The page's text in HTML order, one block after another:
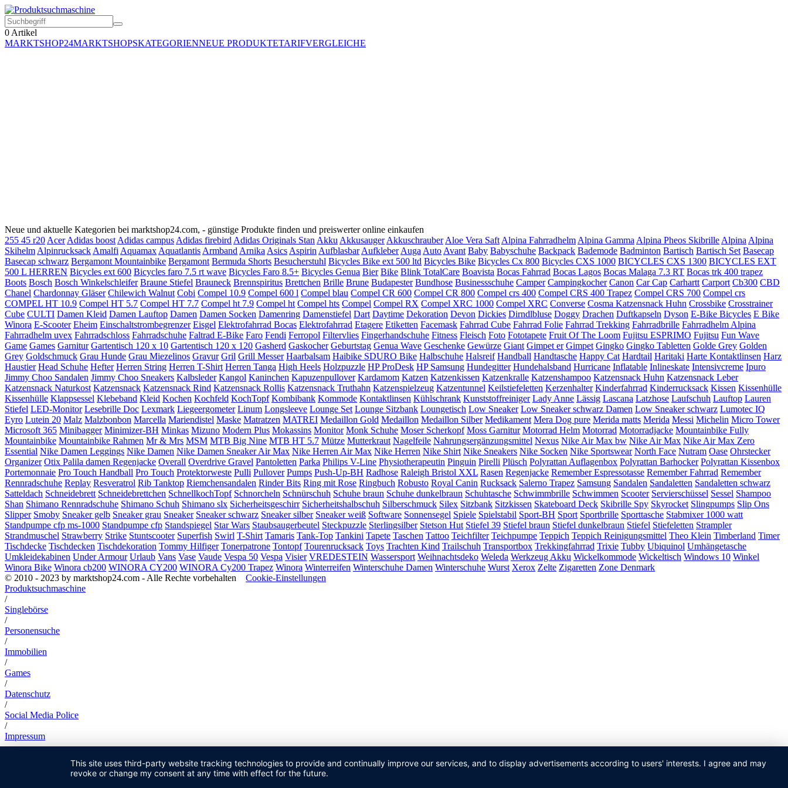
0 Artikel
MARKTSHOP24MARKTSHOPSKATEGORIENNEUE PRODUKTETARIFVERGLEICHE
Neue und aktuelle Kategorien bei marktshop24.com, - günstige Produkte finden und preiswerter online einkaufen
255 45 r20 Acer Adidas boost Adidas campus Adidas firebird Adidas Originals Stan Akku Akkusauger Akkuschrauber Aloe Vera Saft Alpina Fahrradhelm Alpina Gamma Alpina Pheos Skibrille Alpina Alpina
Skihelm Alpinrucksack Amalfi Aquamax Aquatlantis Armband Arnika Asics Aspirin Aufblasbar Aufkleber Auga Auto Avant Baby Babyschuhe Backpack Bademode Badminton Bartisch Bartisch Set Basecap
Basecap schwarz Bergamont Mountainbike Bergamont Bermuda Shorts Besucherstuhl Bicycles Bike ext 500 ltd Bicycles Bike Bicycles Cx 800 Bicycles CXS 1000 BICYCLES CXS 1300 BICYCLES EXT
500 L HERREN Bicycles ext 600 Bicycles faro 7.5 rt wave Bicycles Faro 8.5+ Bicycles Genua Bier Bike Blink TotalCare Boavista Bocas Fahrrad Bocas Lagos Bocas Malaga 7.3 RT Bocas trk 400 trapez
Boots Bosch Bosch Winkelschleifer Braune Stiefel Brauneck Brennspiritus Brettchen Brille Brune Budapester Bundhose Businessschuhe Camper Campingkocher Canon Car Cap Carhartt Carport Cb300 CBD
Chanel Chardonnay Gläser Chilewich Walnut Cobi Compel 10.9 Compel 600 l Compel blau Compel CR 600 Compel CR 800 Compel crs 400 Compel CRS 400 Trapez Compel CRS 700 Compel crs
COMPEL HT 10.9 Compel HT 5.7 Compel HT 7.7 Compel ht 7.9 Compel ht Compel hts Compel Compel RX Compel XRC 1000 Compel XRC Converse Cosma Katzensnack Huhn Crossbike Crosstrainer
Cube CULTI Damen Kleid Damen Lauftop Damen Damen Socken Damenring Damenstiefel Dart Daytime Dekoration Devon Dickies Dirndlbluse Doggy Drachen Duftkapseln Dyson E-Bike Bicycles E Bike
Winora E-Scooter Eheim Einschaltstrombegrenzer Eisgel Elektrofahrrad Bocas Elektrofahrrad Etagere Etiketten Facemask Fahrrad Cube Fahrrad Folie Fahrrad Trekking Fahrradbrille Fahrradhelm Alpina
Fahrradhelm uvex Fahrradschloss Fahrradschuhe Faltrad E-Bike Faro Fendi Ferropol Filtervlies Fingerhandschuhe Fitness Fleisch Foto Fototapete Fruit Of The Loom Fujitsu ESPRIMO Fujitsu Fun Wave
Game Games Garnitur Gartentisch 120 x 10 Gartentisch 120 x 120 Gasherd Gaskocher Geburtstag Genua Wave Geschenke Gewürze Giant Gimpet er Gimpet Gingko Gingko Tabletten Golde Grey Golden
Grey Goldschmuck Grau Hunde Grau Miezelinos Gravur Gril Grill Messer Haarbalsam Haibike SDURO Bike Halbschuhe Halsreif Handball Handtasche Happy Cat Hardtail Haritaki Harte Kontaktlinsen Harz
Haustier Head Schuhe Hefter Herren String Herren T-Shirt Herren Tanga High Heels Holzpuzzle HP ProDesk HP Samsung Hundegitter Hundehalsband Hurricane Inflatable Inlineskate Intensivcreme Ipuro
Jimmy Choo Sandalen Jimmy Choo Sneakers Kalbsleder Kangol Kaninchen Kapuzenpullover Kardamom Katzen Katzenkissen Katzenkralle Katzenshampoo Katzensnack Huhn Katzensnack Leber
Katzensnack Naturkost Katzensnack Katzensnack Rind Katzensnack Rollis Katzensnack Truthahn Katzenspielzeug Katzentunnel Keilstiefeletten Kerzenhalter Kinderfahrrad Kinderrucksack Kissen Kissenhülle
Kissenhülle Klappsessel Klebeband Kleid Kochen Kochfeld KochTopf Kombibank Kommode Kontaktlinsen Kühlschrank Kunststoffreiniger Lady Anne Lässig Lascana Latzhose Laufschuh Lauftop Lauren
Stiefel LED-Monitor Lesebrille Doc Lexmark Liegeergometer Linum Longsleeve Lounge Set Lounge Sitzbank Loungetisch Low Sneaker Low Sneaker schwarz Damen Low Sneaker schwarz Lumotec IQ
Eyro Lutein 20 Malz Malzbonbon Marcella Mariendistel Maske Matratzen MATREI Medaillon Gold Medaillon Medaillon Silber Medikament Mera Dog pure Merida matts Merida Messi Michelin Micro Tower
Microsoft 365 Minibagger Minimizer-BH Minkas Mizuno Modern Plus Mokassins Monitor Monk Schuhe Moser Scherkopf Moss Garnitur Motorrad Helm Motorrad Motorradjacke Mountainbike Fully
Mountainbike Mountainbike Rahmen Mr & Mrs MSM MTB Big Nine MTB HT 5.7 Mütze Mutterkraut Nagelfeile Nahrungsergänzungsmittel Nexus Nike Air Max bw Nike Air Max Nike Air Max Zero
Essential Nike Damen Leggings Nike Damen Nike Damen Sneaker Air Max Nike Herren Air Max Nike Herren Nike Shirt Nike Sneakers Nike Socken Nike Sportswear North Face Nutram Oase Ohrstecker
Organizer Otix Palila damen Regenjacke Overall Overdrive Gravel Pantoletten Parka Philips V-Line Physiotherapeutin Pinguin Pirelli Plüsch Polyrattan Auflagenbox Polyrattan Barhocker Polyrattan Kissenbox
Portemonnaie Pro Touch Handball Pro Touch Protektorweste Pulli Pullover Pumps Push-Up-BH Radhose Raleigh Bristol XXL Rasen Regenjacke Remember Espressotasse Remember Fahrrad Remember
Rennradschuhe Replay Resveratrol Rib Tanktop Riemchensandalen Rinder Bits Ring mit Rose Ringbuch Robusto Royal Canin Rucksack Salerno Trapez Samsung Sandalen Sandaletten Sandaletten schwarz
Satteldach Schneidebrett Schneidebrettchen SchnellkochTopf Schnorcheln Schnürschuh Schuhe braun Schuhe dunkelbraun Schuhtasche Schwimmbrille Schwimmen Scooter Servierschüssel Sessel Shampoo
Shan Shimano Rennradschuhe Shimano Schuh Shimano slx Sicherheitsgeschirr Sicherheitshalbschuh Silberschmuck Silex Sitzbank Sitzkissen Skateboard Deck Skibrille Spy Skyrocket Slingpumps Slip Ons
Slipper Smoby Sneaker gelb Sneaker grau Sneaker Sneaker schwarz Sneaker silber Sneaker weiß Software Sonnensegel Spiele Spielstabil Sport-BH Sport Sportbrille Sporttasche Stabmixer 1000 watt
Standpumpe cfp ms-1000 Standpumpe cfp Standspiegel Star Wars Staubsaugerbeutel Steckpuzzle Sterlingsilber Stetson Hut Stiefel 39 Stiefel braun Stiefel dunkelbraun Stiefel Stiefeletten Strampler
Strandmuschel Strawberry Strike Stuntscooter Superfish Swirl T-Shirt Tamaris Tank-Top Tankini Tapete Taschen Tattoo Teichfilter Teichpumpe Teppich Teppich Reinigungsmittel Theo Klein Timberland Timer
Tischdecke Tischdecken Tischdekoration Tommy Hilfiger Tonerpatrone Tontopf Tourenrucksack Toys Trachten Kind Trailschuh Transportbox Trekkingfahrrad Trixie Tubby Ubiquinol Umhängetasche
Umkleidekabinen Under Armour Urlaub Vans Vase Vaude Vespa 50 Vespa Visier VREDESTEIN Wassersport Weihnachtsdeko Weleda Werkzeug Akku Wickelkommode Wickeltisch Windows 10 Winkel
Winora Bike Winora cb200 WINORA CY200 WINORA Cy200 Trapez Winora Winterreifen Winterschuhe Damen Winterschuhe Wurst Xerox Zelte Zigaretten Zone Denmark
© 2010 - 2023 by marktshop24.com - Alle Rechte vorbehalten Cookie-Einstellungen
Produktsuchmaschine
/
Singlebörse
/
Personensuche
/
Immobilien
/
Games
/
Datenschutz
/
Social Media Police
/
Impressum
This site uses third-party website tracking technologies to provide and continually improve our services, and to display advertisements according to users' interests. I agree and may
revoke or change my consent at any time with effect for the future.